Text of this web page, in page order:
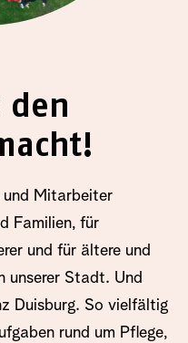
den
Mitarbeiter
Familien, für
und für ältere und
unserer Stadt. Und
Duisburg. So vielfältig
rund um Pflege,